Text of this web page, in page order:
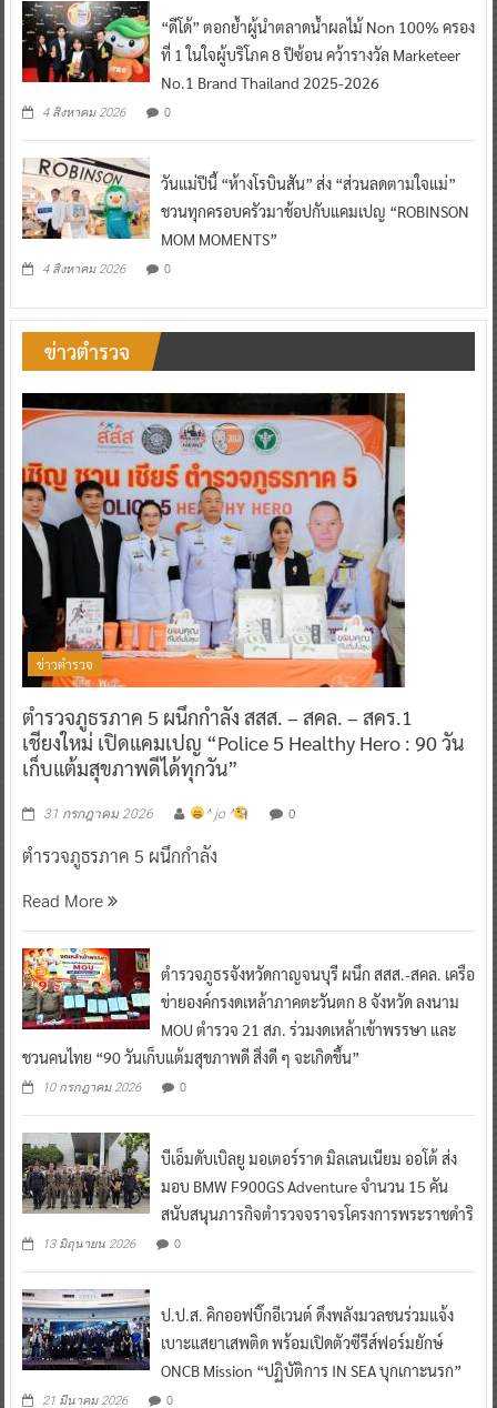
“ดีโด้” ตอกย้ำผู้นำตลาดน้ำผลไม้ Non 100% ครอง
ที่ 1 ในใจผู้บริโภค 8 ปีซ้อน คว้ารางวัล Marketeer
No.1 Brand Thailand 2025-2026
4 สิงหาคม 2026 0
วันแม่ปีนี้ “ห้างโรบินสัน” ส่ง “ส่วนลดตามใจแม่”
ชวนทุกครอบครัวมาช้อปกับแคมเปญ “ROBINSON
MOM MOMENTS”
4 สิงหาคม 2026 0
ข่าวตำรวจ
ข่าวตำรวจ
ตำรวจภูธรภาค 5 ผนึกกำลัง สสส. – สคล. – สคร.1
เชียงใหม่ เปิดแคมเปญ “Police 5 Healthy Hero : 90 วัน
เก็บแต้มสุขภาพดีได้ทุกวัน”
31 กรกฎาคม 2026 ^ jo ^ 0
ตำรวจภูธรภาค 5 ผนึกกำลัง
Read More
ตำรวจภูธรจังหวัดกาญจนบุรี ผนึก สสส.-สคล. เครือ
ข่ายองค์กรงดเหล้าภาคตะวันตก 8 จังหวัด ลงนาม
MOU ตำรวจ 21 สภ. ร่วมงดเหล้าเข้าพรรษา และ
ชวนคนไทย “90 วันเก็บแต้มสุขภาพดี สิ่งดี ๆ จะเกิดขึ้น”
10 กรกฎาคม 2026 0
บีเอ็มดับเบิลยู มอเตอร์ราด มิลเลนเนียม ออโต้ ส่ง
มอบ BMW F900GS Adventure จำนวน 15 คัน
สนับสนุนภารกิจตำรวจจราจรโครงการพระราชดำริ
13 มิถุนายน 2026 0
ป.ป.ส. คิกออฟบิ๊กอีเวนต์ ดึงพลังมวลชนร่วมแจ้ง
เบาะแสยาเสพติด พร้อมเปิดตัวซีรีส์ฟอร์มยักษ์
ONCB Mission “ปฏิบัติการ IN SEA บุกเกาะนรก”
21 มีนาคม 2026 0